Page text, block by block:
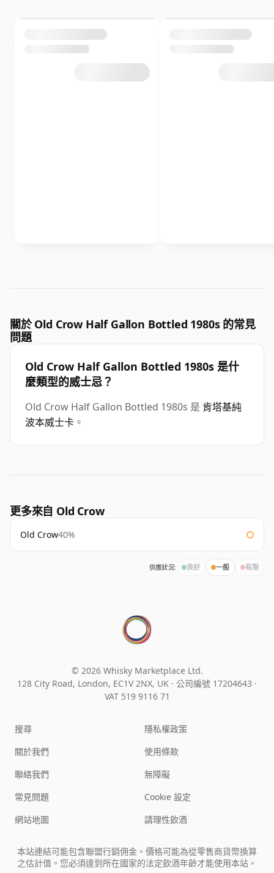
關於 Old Crow Half Gallon Bottled 1980s 的常見
問題
Old Crow Half Gallon Bottled 1980s 是什
麼類型的威士忌？
Old Crow Half Gallon Bottled 1980s 是 肯塔基純
波本威士卡 。
更多來自 Old Crow
Old Crow40%
供應狀況: 良好 一般 有限
© 2026 Whisky Marketplace Ltd.
128 City Road, London, EC1V 2NX, UK · 公司編號 17204643 ·
VAT 519 9116 71
搜尋
關於我們
聯絡我們
常見問題
網站地圖
隱私權政策
使用條款
無障礙
Cookie 設定
請理性飲酒
本站連結可能包含聯盟行銷佣金。價格可能為從零售商貨幣換算
之估計值。您必須達到所在國家的法定飲酒年齡才能使用本站。